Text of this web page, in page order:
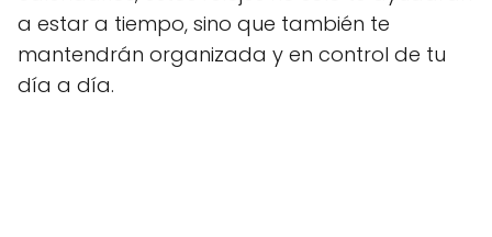
a estar a tiempo, sino que también te
mantendrán organizada y en control de tu
día a día.